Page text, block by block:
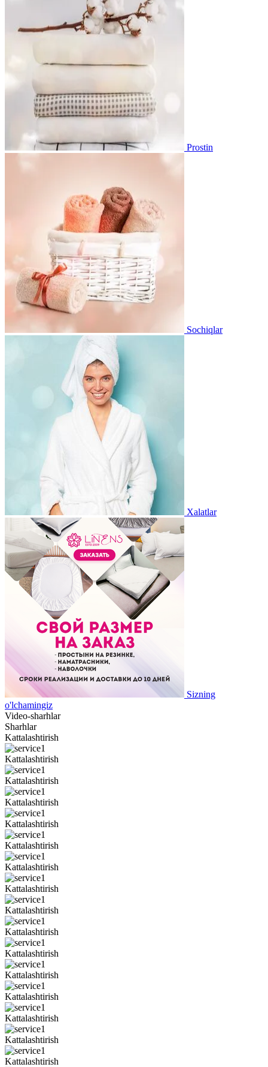
Prostin
Sochiqlar
Xalatlar
Sizning
o'lchamingiz
Video-sharhlar
Sharhlar
Kattalashtirish
Kattalashtirish
Kattalashtirish
Kattalashtirish
Kattalashtirish
Kattalashtirish
Kattalashtirish
Kattalashtirish
Kattalashtirish
Kattalashtirish
Kattalashtirish
Kattalashtirish
Kattalashtirish
Kattalashtirish
Kattalashtirish
Kattalashtirish